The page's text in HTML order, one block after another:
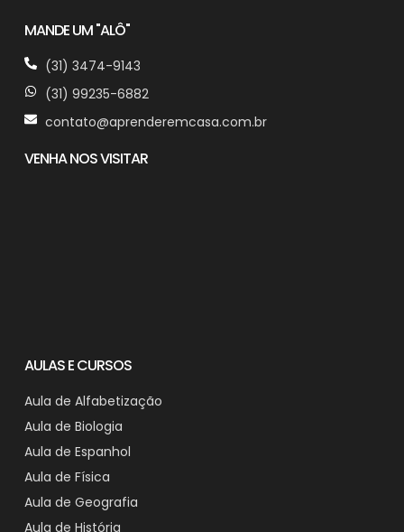
MANDE UM "ALÔ"
(31) 3474-9143
(31) 99235-6882
contato@aprenderemcasa.com.br
VENHA NOS VISITAR
AULAS E CURSOS
Aula de Alfabetização
Aula de Biologia
Aula de Espanhol
Aula de Física
Aula de Geografia
Aula de História